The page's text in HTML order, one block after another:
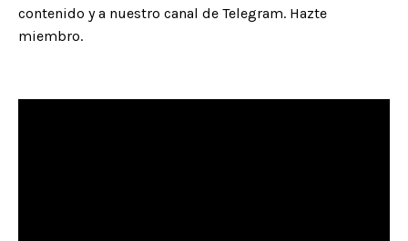
contenido y a nuestro canal de Telegram. Hazte
miembro.